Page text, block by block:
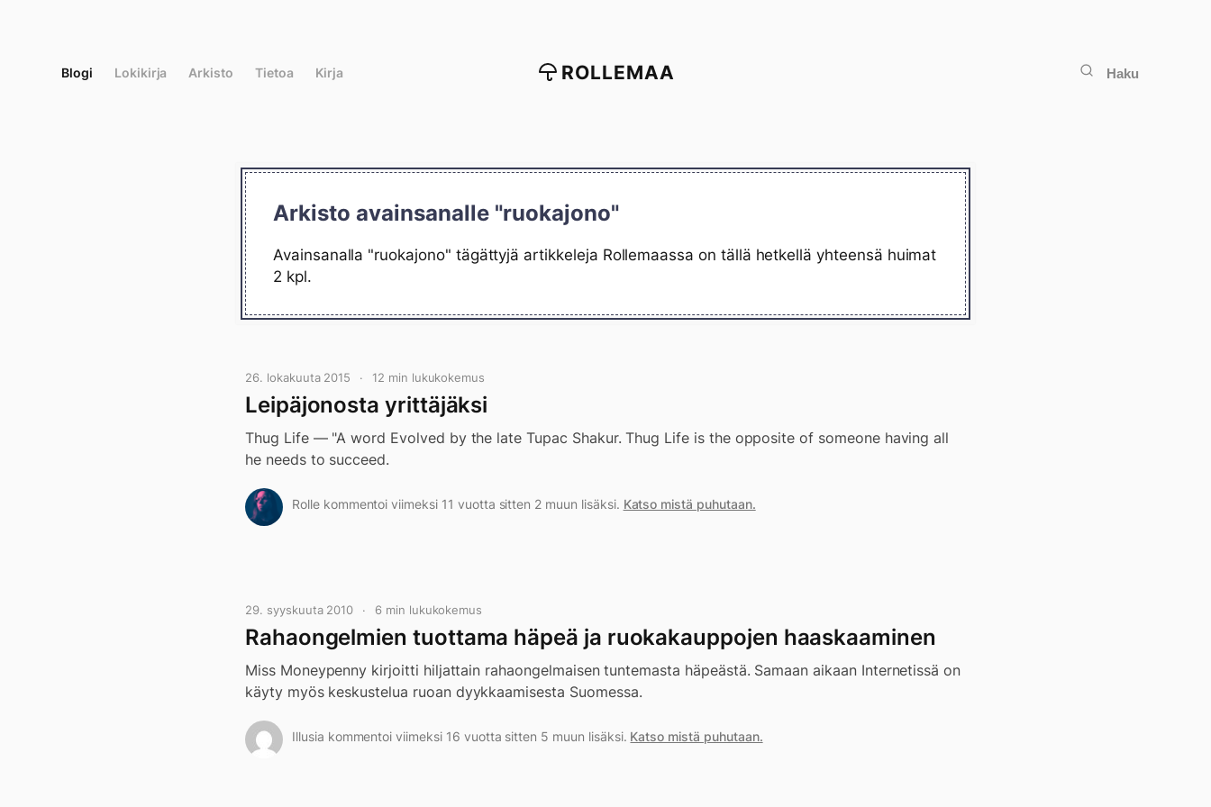
Blogi Lokikirja Arkisto Tietoa Kirja ROLLEMAA Haku
Arkisto avainsanalle "ruokajono"
Avainsanalla "ruokajono" tägättyjä artikkeleja Rollemaassa on tällä hetkellä yhteensä huimat
2 kpl.
26. lokakuuta 2015 12 min lukukokemus
Leipäjonosta yrittäjäksi
Thug Life — "A word Evolved by the late Tupac Shakur. Thug Life is the opposite of someone having all
he needs to succeed.
Rolle kommentoi viimeksi 11 vuotta sitten 2 muun lisäksi. Katso mistä puhutaan.
29. syyskuuta 2010 6 min lukukokemus
Rahaongelmien tuottama häpeä ja ruokakauppojen haaskaaminen
Miss Moneypenny kirjoitti hiljattain rahaongelmaisen tuntemasta häpeästä. Samaan aikaan Internetissä on
käyty myös keskustelua ruoan dyykkaamisesta Suomessa.
Illusia kommentoi viimeksi 16 vuotta sitten 5 muun lisäksi. Katso mistä puhutaan.